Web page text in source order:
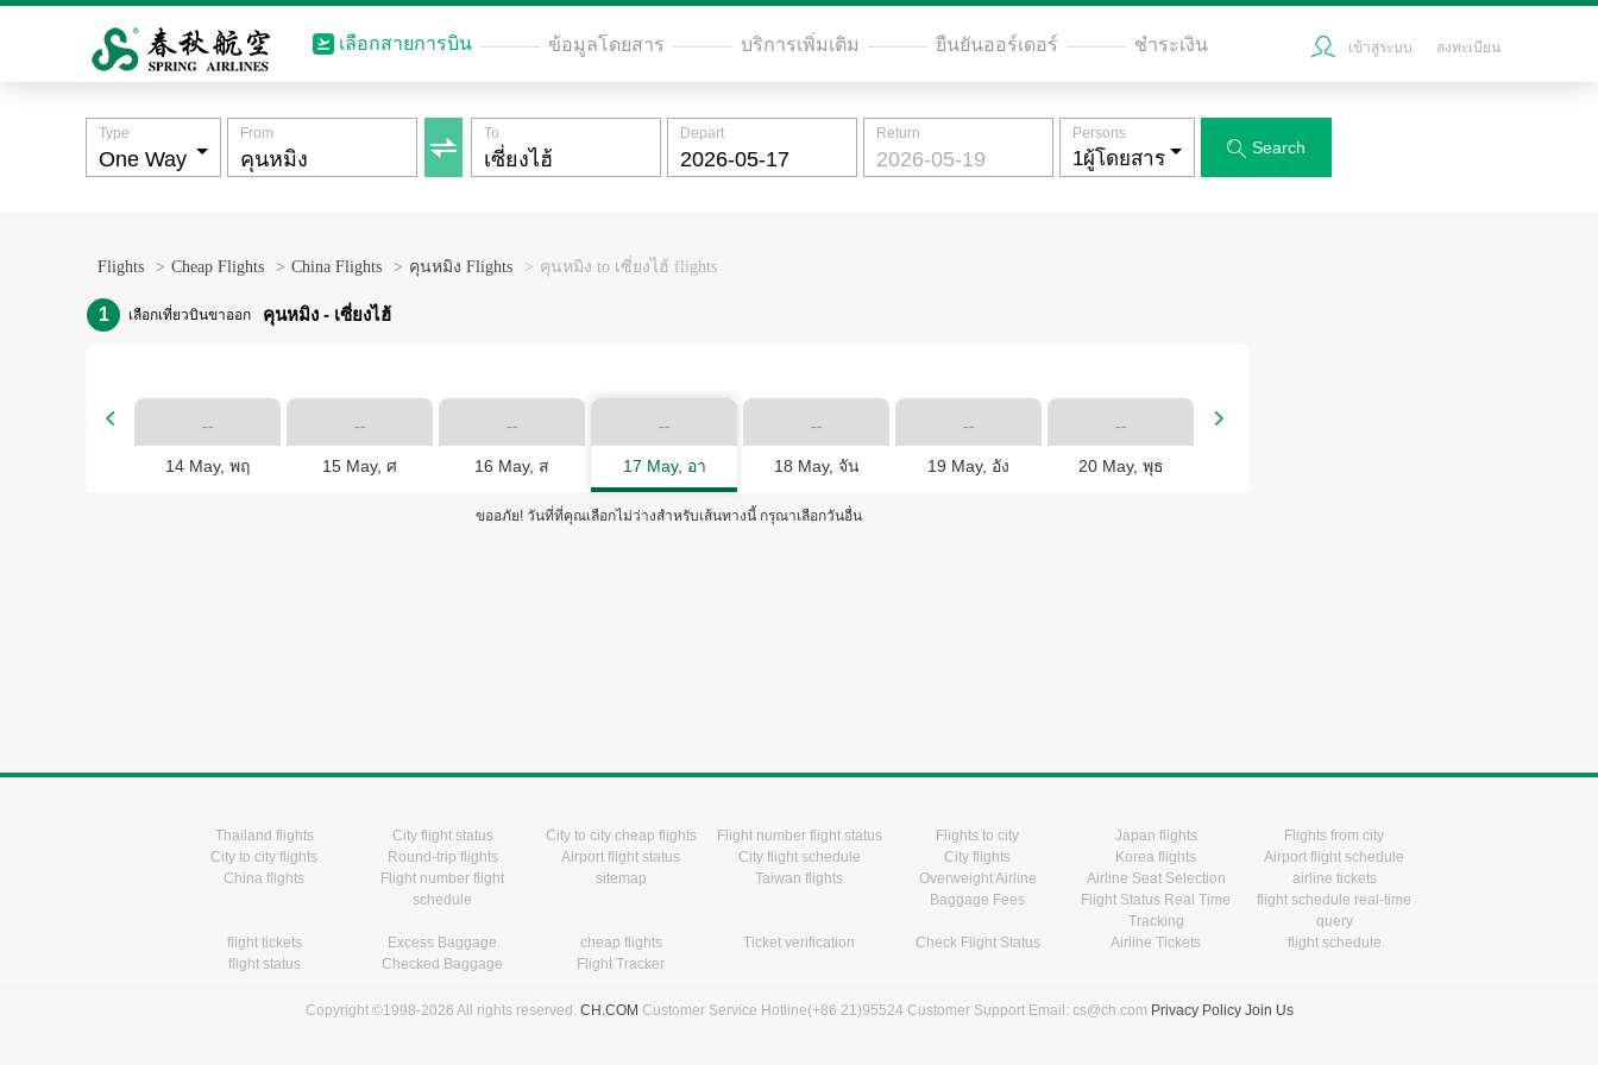
เลือกสายการบิน ข้อมูลโดยสาร บริการเพิ่มเติม ยืนยันออร์เดอร์ ชำระเงิน เข้าสู่ระบบ ลงทะเบียน

Type From To Depart Return Persons
 Search
Flights > Cheap Flights > China Flights > คุนหมิง Flights > คุนหมิง to เซี่ยงไฮ้ flights
1 เลือกเที่ยวบินขาออก คุนหมิง - เซี่ยงไฮ้
 --
14 May, พฤ
--
15 May, ศ
--
16 May, ส
--
17 May, อา
--
18 May, จัน
--
19 May, อัง
--
20 May, พุธ

ขออภัย! วันที่ที่คุณเลือกไม่ว่างสำหรับเส้นทางนี้ กรุณาเลือกวันอื่น
Thailand flights City flight status City to city cheap flights Flight number flight status Flights to city Japan flights
Flights from city
City to city flights
Round-trip flights Airport flight status City flight schedule City flights Korea flights
Airport flight schedule
China flights
Flight number flight
schedule
sitemap Taiwan flights
Overweight Airline
Baggage Fees
Airline Seat Selection
airline tickets
Flight Status Real Time
Tracking
flight schedule real-time
query
flight tickets
Excess Baggage cheap flights Ticket verification Check Flight Status Airline Tickets
flight schedule
flight status
Checked Baggage Flight Tracker
Copyright ©1998-2026 All rights reserved. CH.COM Customer Service Hotline(+86 21)95524 Customer Support Email: cs@ch.com Privacy Policy Join Us